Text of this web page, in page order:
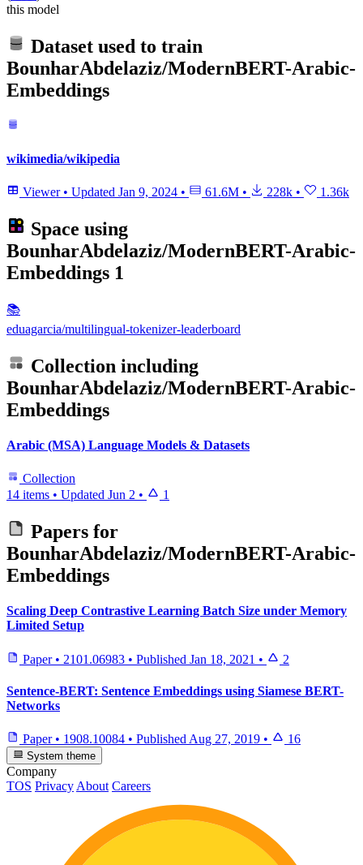
this model
Dataset used to train
BounharAbdelaziz/ModernBERT-Arabic-
Embeddings
wikimedia/wikipedia
Viewer • Updated Jan 9, 2024 • 61.6M • 228k • 1.36k
Space using
BounharAbdelaziz/ModernBERT-Arabic-
Embeddings 1
📚
eduagarcia/multilingual-tokenizer-leaderboard
Collection including
BounharAbdelaziz/ModernBERT-Arabic-
Embeddings
Arabic (MSA) Language Models & Datasets
Collection
14 items • Updated Jun 2 • 1
Papers for
BounharAbdelaziz/ModernBERT-Arabic-
Embeddings
Scaling Deep Contrastive Learning Batch Size under Memory
Limited Setup
Paper • 2101.06983 • Published Jan 18, 2021 • 2
Sentence-BERT: Sentence Embeddings using Siamese BERT-
Networks
Paper • 1908.10084 • Published Aug 27, 2019 • 16
System theme
Company
TOS Privacy About Careers